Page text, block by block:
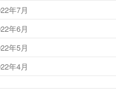
年7月
年6月
年5月
年4月